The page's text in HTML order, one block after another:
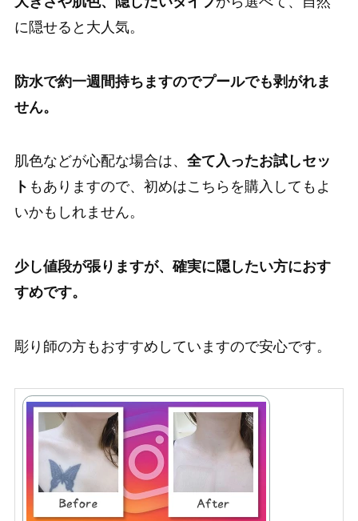
に隠せると大人気。
防水で約一週間持ちますのでプールでも剥がれま
せん。
肌色などが心配な場合は、 全て入ったお試しセッ
ト もありますので、初めはこちらを購入してもよ
いかもしれません。
少し値段が張りますが、確実に隠したい方におす
すめです。
彫り師の方もおすすめしていますので安心です。